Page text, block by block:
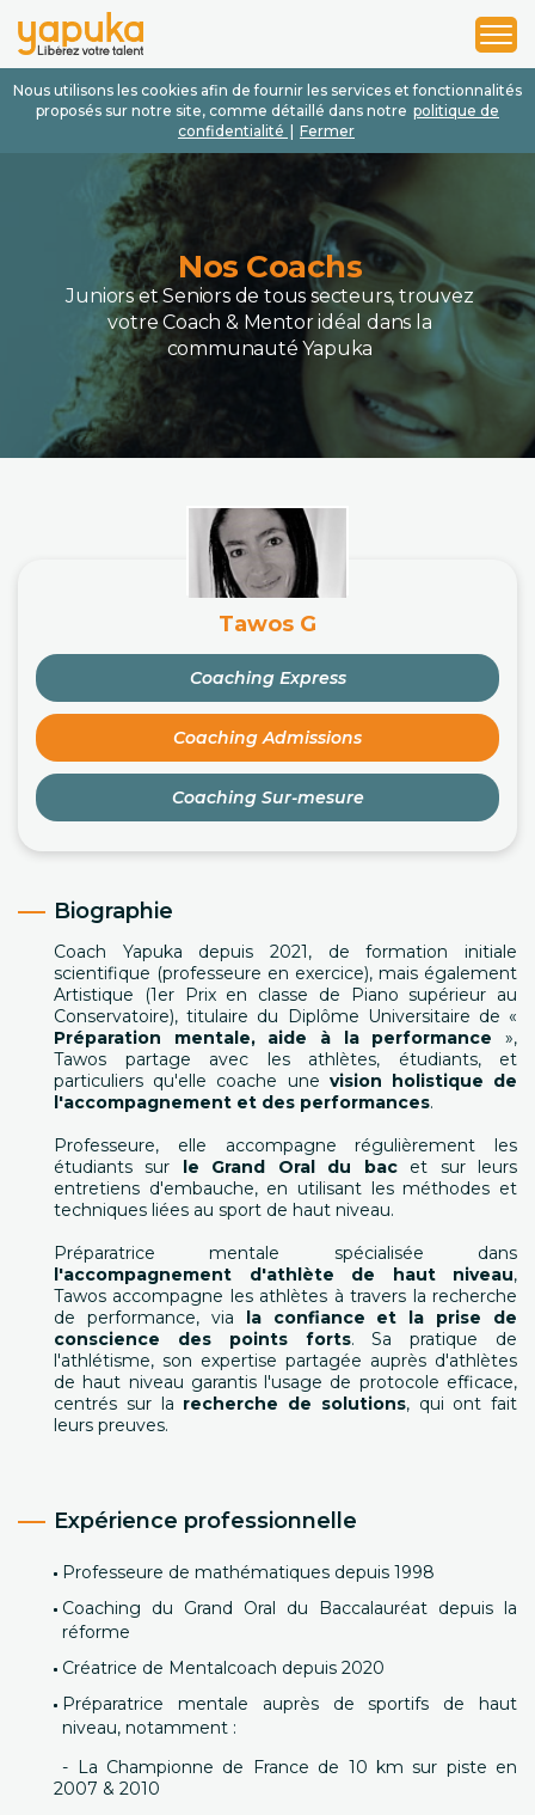
Nous utilisons les cookies afin de fournir les services et fonctionnalités
proposés sur notre site, comme détaillé dans notre politique de
confidentialité
Fermer
1
2
3
Nos Coachs
Juniors et Seniors de tous secteurs, trouvez
votre Coach & Mentor idéal dans la
communauté Yapuka
Tawos G
Coaching Express
Coaching Admissions
Coaching Sur-mesure
Biographie
Coach Yapuka depuis 2021, de formation initiale
scientifique (professeure en exercice), mais également
Artistique (1er Prix en classe de Piano supérieur au
Conservatoire), titulaire du Diplôme Universitaire de «
Préparation mentale, aide à la performance »,
Tawos partage avec les athlètes, étudiants, et
particuliers qu'elle coache une vision holistique de
l'accompagnement et des performances.
Professeure, elle accompagne régulièrement les
étudiants sur le Grand Oral du bacet sur leurs
entretiens d'embauche, en utilisant les méthodes et
techniques liées au sport de haut niveau.
Préparatrice mentale spécialisée dans
l'accompagnement d'athlète de haut niveau,
Tawos accompagne les athlètes à travers la recherche
de performance, via la confiance et la prise de
conscience des points forts. Sa pratique de
l'athlétisme, son expertise partagée auprès d'athlètes
de haut niveau garantis l'usage de protocole efficace,
centrés sur la recherche de solutions, qui ont fait
leurs preuves.
Expérience professionnelle
Professeure de mathématiques depuis 1998
Coaching du Grand Oral du Baccalauréat depuis la
réforme
Créatrice de Mentalcoach depuis 2020
Préparatrice mentale auprès de sportifs de haut
niveau, notamment :
- La Championne de France de 10 km sur piste en
2007 & 2010